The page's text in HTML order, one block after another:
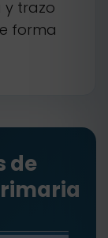
y trazo
forma
de